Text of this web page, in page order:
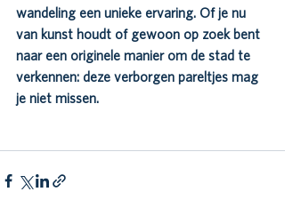
wandeling een unieke ervaring. Of je nu
van kunst houdt of gewoon op zoek bent
naar een originele manier om de stad te
verkennen: deze verborgen pareltjes mag
je niet missen.